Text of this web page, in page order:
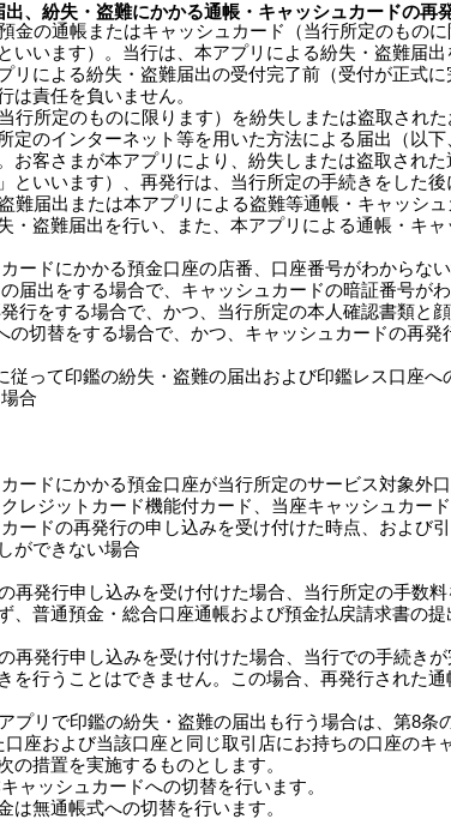
、紛失・盗難にかかる通帳・キャッシュカードの再
金の通帳またはキャッシュカード（当行所定のもの
いいます）。当行は、本アプリによる紛失・盗難届
リによる紛失・盗難届出の受付完了前（受付が正式
は責任を負いません。
行所定のものに限ります）を紛失しまたは盗取され
定のインターネット等を用いた方法による届出（以
お客さまが本アプリにより、紛失しまたは盗取され
いいます）、再発行は、当行所定の手続きをした
難届出または本アプリによる盗難等通帳・キャッシ
・盗難届出を行い、また、本アプリによる通帳・キ
ードにかかる預金口座の店番、口座番号がわからな
届出をする場合で、キャッシュカードの暗証番号が
行をする場合で、かつ、当行所定の本人確認書類と
切替をする場合で、かつ、キャッシュカードの再
って印鑑の紛失・盗難の届出および印鑑レス口座
合
ードにかかる預金口座が当行所定のサービス対象外
レジットカード機能付カード、当座キャッシュカー
ードの再発行の申し込みを受け付けた時点、および
ができない場合
再発行申し込みを受け付けた場合、当行所定の手数
、普通預金・総合口座通帳および預金払戻請求書の
再発行申し込みを受け付けた場合、当行での手続き
を行うことはできません。この場合、再発行された
プリで印鑑の紛失・盗難の届出も行う場合は、第8
座および当該口座と同じ取引店にお持ちの口座の
措置を実施するものとします。
ッシュカードへの切替を行います。
無通帳式への切替を行います。